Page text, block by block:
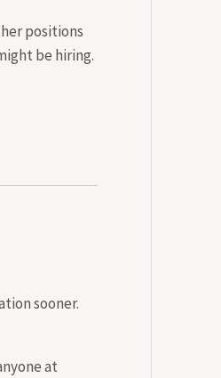
positions
be hiring.
sooner.
at